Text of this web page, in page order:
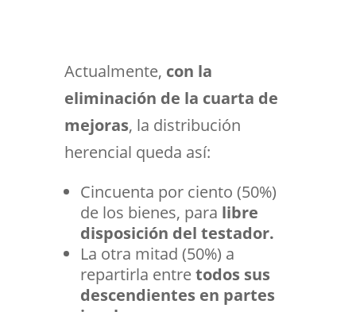
Actualmente, con la
eliminación de la cuarta de
mejoras, la distribución
herencial queda así:
Cincuenta por ciento (50%)
de los bienes, para libre
disposición del testador.
La otra mitad (50%) a
repartirla entretodos sus
descendientes en partes